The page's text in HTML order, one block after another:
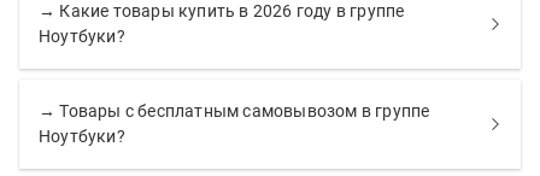
→ Какие товары купить в 2026 году в группе
Ноутбуки?
→ Товары с бесплатным самовывозом в группе
Ноутбуки?